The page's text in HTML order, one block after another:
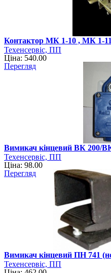
Контактор МК 1-10 , МК 1-11
Техенсервіс, ПП
Ціна: 540.00
Перегляд
Вимикач кінцевий ВК 200/
Техенсервіс, ПП
Ціна: 98.00
Перегляд
Вимикач кінцевий ПН 741
Техенсервіс, ПП